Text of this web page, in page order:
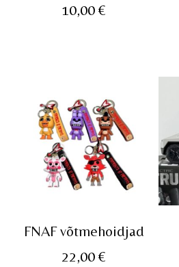
10,00€
FNAF võtmehoidjad
22,00€